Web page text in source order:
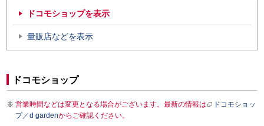
ドコモショップを表示
量販店などを表示
ドコモショップ
営業時間などは変更となる場合がございます。最新の情報は
ドコモショッ
プ／d gardenからご確認ください。